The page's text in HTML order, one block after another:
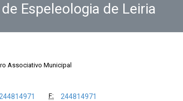
Espeleologia de Leiria
Associativo Municipal
244814971 F: 244814971